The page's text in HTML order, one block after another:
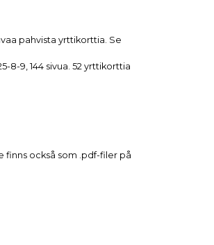
pahvista yrttikorttia. Se
8-9, 144 sivua. 52 yrttikorttia
finns också som .pdf-filer på